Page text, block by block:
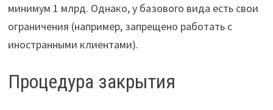
минимум 1 млрд. Однако, у базового вида есть свои
ограничения (например, запрещено работать с
иностранными клиентами).
Процедура закрытия